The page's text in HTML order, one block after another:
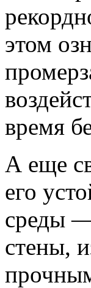
этом
время
А еще
его
среды
стены,